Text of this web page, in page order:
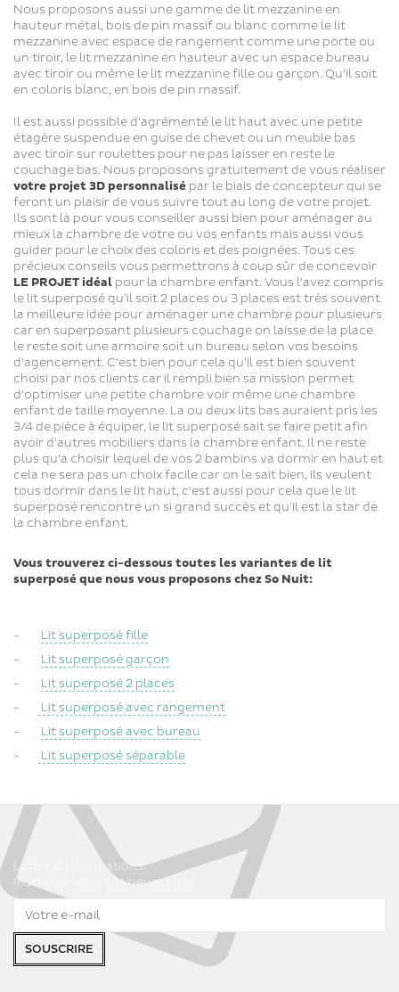
Nous proposons aussi une gamme de lit mezzanine en
hauteur métal, bois de pin massif ou blanc comme le lit
mezzanine avec espace de rangement comme une porte ou
un tiroir, le lit mezzanine en hauteur avec un espace bureau
avec tiroir ou même le lit mezzanine fille ou garçon. Qu'il soit
en coloris blanc, en bois de pin massif.
Il est aussi possible d'agrémenté le lit haut avec une petite
étagère suspendue en guise de chevet ou un meuble bas
avec tiroir sur roulettes pour ne pas laisser en reste le
couchage bas. Nous proposons gratuitement de vous réaliser
votre projet 3D personnalisé par le biais de concepteur qui se
feront un plaisir de vous suivre tout au long de votre projet.
Ils sont là pour vous conseiller aussi bien pour aménager au
mieux la chambre de votre ou vos enfants mais aussi vous
guider pour le choix des coloris et des poignées. Tous ces
précieux conseils vous permettrons à coup sûr de concevoir
LE PROJET idéal pour la chambre enfant. Vous l'avez compris
le lit superposé qu'il soit 2 places ou 3 places est très souvent
la meilleure idée pour aménager une chambre pour plusieurs
car en superposant plusieurs couchage on laisse de la place
le reste soit une armoire soit un bureau selon vos besoins
d'agencement. C'est bien pour cela qu'il est bien souvent
choisi par nos clients car il rempli bien sa mission permet
d'optimiser une petite chambre voir même une chambre
enfant de taille moyenne. La ou deux lits bas auraient pris les
3/4 de pièce à équiper, le lit superposé sait se faire petit afin
avoir d'autres mobiliers dans la chambre enfant. Il ne reste
plus qu'a choisir lequel de vos 2 bambins va dormir en haut et
cela ne sera pas un choix facile car on le sait bien, ils veulent
tous dormir dans le lit haut, c'est aussi pour cela que le lit
superposé rencontre un si grand succès et qu'il est la star de
la chambre enfant.
Vous trouverez ci-dessous toutes les variantes de lit
superposé que nous vous proposons chez So Nuit:
- Lit superposé fille
- Lit superposé garçon
- Lit superposé 2 places
-
Lit superposé avec rangement
- Lit superposé avec bureau
-
Lit superposé séparable
Lettre d'informations
Inscrivez-vous à la newsletter
SOUSCRIRE